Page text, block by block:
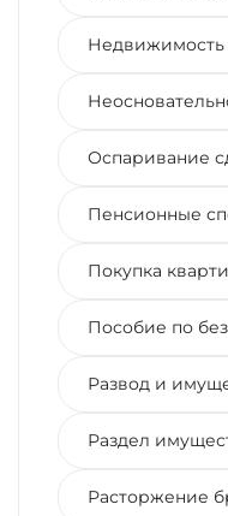
Недвижимость
Оспаривание
Пенсионные
Покупка
Пособие по
Развод и
Раздел
Расторжение